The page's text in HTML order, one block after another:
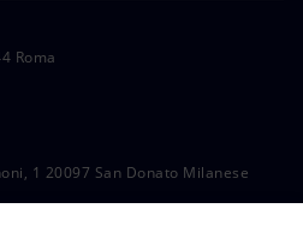
Roma
1 20097 San Donato Milanese
Roma